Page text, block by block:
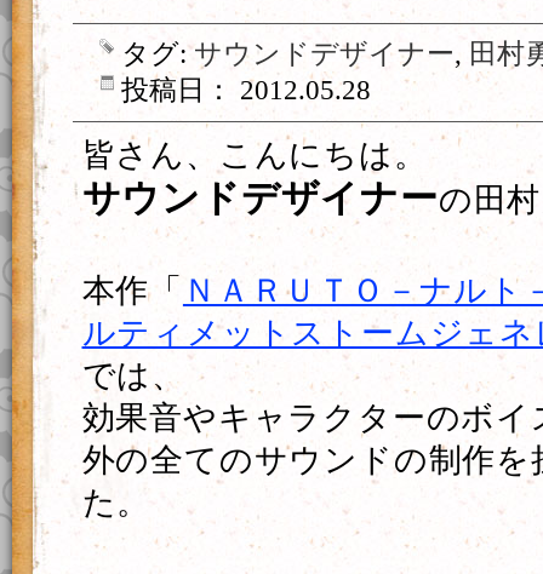
タグ:サウンドデザイナー, 田村
投稿日： 2012.05.28
皆さん、こんにちは。
サウンドデザイナーの田
本作「 ＮＡＲＵＴＯ－ナル
ルティメットストームジェ
では、
効果音やキャラクターのボイ
外の全てのサウンドの制作を
た。